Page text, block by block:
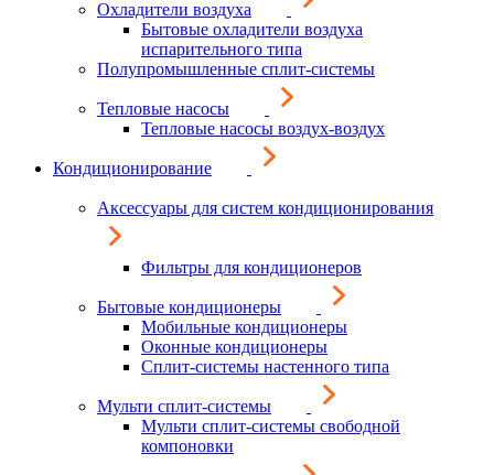
Охладители воздуха
Бытовые охладители воздуха
испарительного типа
Полупромышленные сплит-системы
Тепловые насосы
Тепловые насосы воздух-воздух
Кондиционирование
Аксессуары для систем кондиционирования
Фильтры для кондиционеров
Бытовые кондиционеры
Мобильные кондиционеры
Оконные кондиционеры
Сплит-системы настенного типа
Мульти сплит-системы
Мульти сплит-системы свободной
компоновки